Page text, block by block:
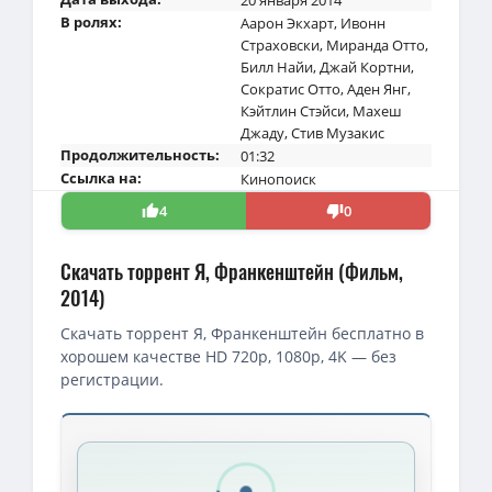
В ролях:
Аарон Экхарт, Ивонн
Страховски, Миранда Отто,
Билл Найи,Джай Кортни,
Сократис Отто,Аден Янг,
Кэйтлин Стэйси, Махеш
Джаду,Стив Музакис
Продолжительность:
01:32
Ссылка на:
Кинопоиск
4
0
Скачать торрент Я, Франкенштейн (Фильм,
2014)
Скачать торрент Я, Франкенштейн бесплатно в
хорошем качестве HD 720p, 1080p, 4K — без
регистрации.
Скачать торрент — Я, Франкенштейн / I, Frankenstein (2014)
1080p — Я, Франкенштейн / I, Frankenstein (Стюарт Битти /